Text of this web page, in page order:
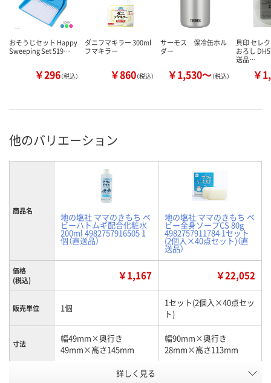
おそうじセット Happy
Sweeping Set 519…
￥296（税込）
ダニフマキラー 300ml
フマキラー
￥860（税込）
サーモス 保冷缶ホル
ダー
￥1,530～（税込）
貝印 セレ
おろし
送品…
￥
他のバリエーション
商品名
地の塩社 ママのきもち ベ
ビーハトムギ配合化粧水
200ml 4982757916505 1
個（直送品）
地の塩社 ママのきもち ベ
ビー全身ソープCS 80g
4982757911784 1セット
(2個入×40点セット)（直
送品）
価格
(税込)
￥1,167 ￥22,052
販売単位 1個
1セット(2個入×40点セッ
ト)
寸法
幅49mm×奥行き
49mm×高さ145mm
幅90mm×奥行き
28mm×高さ113mm
詳しく見る